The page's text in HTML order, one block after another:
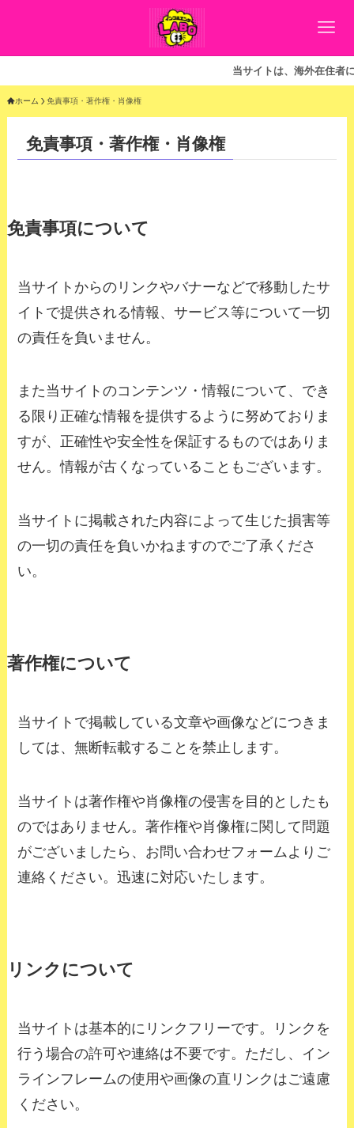
当サイトは、海外在住者に
ホーム 免責事項・著作権・肖像権
免責事項・著作権・肖像権
免責事項について
当サイトからのリンクやバナーなどで移動したサ
イトで提供される情報、サービス等について一切
の責任を負いません。
また当サイトのコンテンツ・情報について、でき
る限り正確な情報を提供するように努めておりま
すが、正確性や安全性を保証するものではありま
せん。情報が古くなっていることもございます。
当サイトに掲載された内容によって生じた損害等
の一切の責任を負いかねますのでご了承くださ
い。
著作権について
当サイトで掲載している文章や画像などにつきま
しては、無断転載することを禁止します。
当サイトは著作権や肖像権の侵害を目的としたも
のではありません。著作権や肖像権に関して問題
がございましたら、お問い合わせフォームよりご
連絡ください。迅速に対応いたします。
リンクについて
当サイトは基本的にリンクフリーです。リンクを
行う場合の許可や連絡は不要です。ただし、イン
ラインフレームの使用や画像の直リンクはご遠慮
ください。